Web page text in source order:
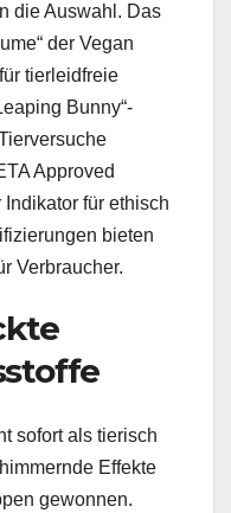
die Auswahl. Das
der Vegan
tierleidfreie
Bunny“-
Approved
für ethisch
bieten
Verbraucher.
sofort als tierisch
Effekte
gewonnen.